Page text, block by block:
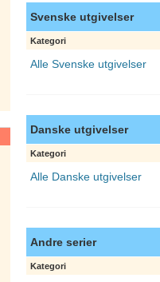
Svenske utgivelser
Kategori
Alle Svenske utgivelser
Danske utgivelser
Kategori
Alle Danske utgivelser
Andre serier
Kategori